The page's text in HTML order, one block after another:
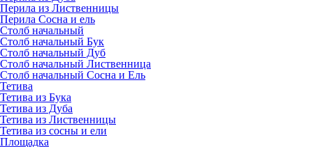
Перила из Лиственницы
Перила Сосна и ель
Столб начальный
Столб начальный Бук
Столб начальный Дуб
Столб начальный Лиственница
Столб начальный Сосна и Ель
Тетива
Тетива из Бука
Тетива из Дуба
Тетива из Лиственницы
Тетива из сосны и ели
Площадка